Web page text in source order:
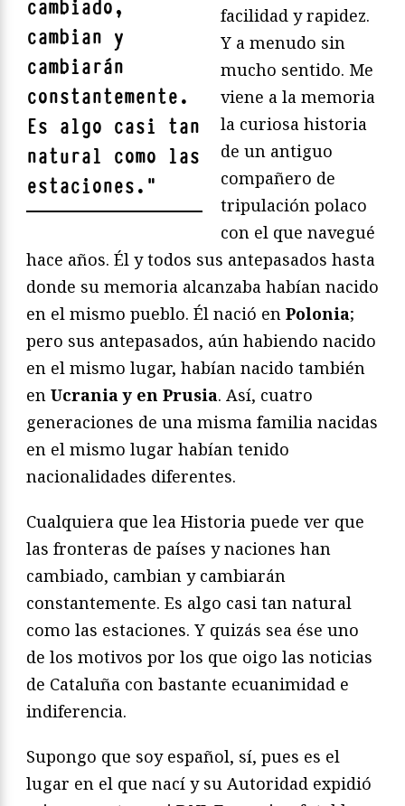
cambiado,
cambian y
cambiarán
constantemente.
Es algo casi tan
natural como las
estaciones. "
facilidad y rapidez.
Y a menudo sin
mucho sentido. Me
viene a la memoria
la curiosa historia
de un antiguo
compañero de
tripulación polaco
con el que navegué
hace años. Él y todos sus antepasados hasta
donde su memoria alcanzaba habían nacido
en el mismo pueblo. Él nació en Polonia;
pero sus antepasados, aún habiendo nacido
en el mismo lugar, habían nacido también
en Ucrania y en Prusia. Así, cuatro
generaciones de una misma familia nacidas
en el mismo lugar habían tenido
nacionalidades diferentes.
Cualquiera que lea Historia puede ver que
las fronteras de países y naciones han
cambiado, cambian y cambiarán
constantemente. Es algo casi tan natural
como las estaciones. Y quizás sea ése uno
de los motivos por los que oigo las noticias
de Cataluña con bastante ecuanimidad e
indiferencia.
Supongo que soy español, sí, pues es el
lugar en el que nací y su Autoridad expidió